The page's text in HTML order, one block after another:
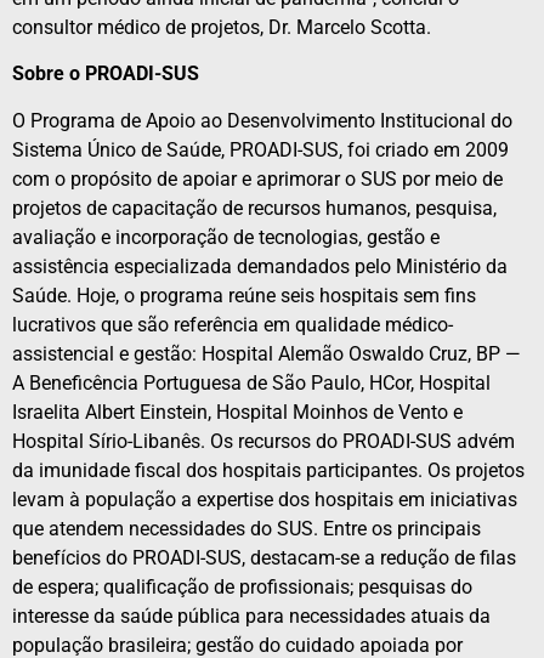
consultor médico de projetos, Dr. Marcelo Scotta.
Sobre o PROADI-SUS
O Programa de Apoio ao Desenvolvimento Institucional do
Sistema Único de Saúde, PROADI-SUS, foi criado em 2009
com o propósito de apoiar e aprimorar o SUS por meio de
projetos de capacitação de recursos humanos, pesquisa,
avaliação e incorporação de tecnologias, gestão e
assistência especializada demandados pelo Ministério da
Saúde. Hoje, o programa reúne seis hospitais sem fins
lucrativos que são referência em qualidade médico-
assistencial e gestão: Hospital Alemão Oswaldo Cruz, BP —
A Beneficência Portuguesa de São Paulo, HCor, Hospital
Israelita Albert Einstein, Hospital Moinhos de Vento e
Hospital Sírio-Libanês. Os recursos do PROADI-SUS advém
da imunidade fiscal dos hospitais participantes. Os projetos
levam à população a expertise dos hospitais em iniciativas
que atendem necessidades do SUS. Entre os principais
benefícios do PROADI-SUS, destacam-se a redução de filas
de espera; qualificação de profissionais; pesquisas do
interesse da saúde pública para necessidades atuais da
população brasileira; gestão do cuidado apoiada por